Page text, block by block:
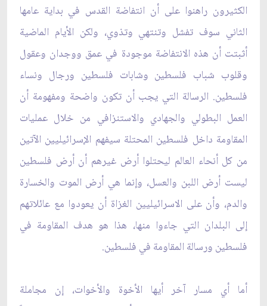
الكثيرون راهنوا على أن انتفاضة القدس في بداية عامها
الثاني سوف تفشل وتنتهي وتذوي، ولكن الأيام الماضية
أثبتت أن هذه الانتفاضة موجودة في عمق ووجدان وعقول
وقلوب شباب فلسطين وشابات فلسطين ورجال ونساء
فلسطين. الرسالة التي يجب أن تكون واضحة ومفهومة أن
العمل البطولي والجهادي والاستنزافي من خلال عمليات
المقاومة داخل فلسطين المحتلة سيفهم الإسرائيليين الآتين
من كل أنحاء العالم ليحتلوا أرض غيرهم أن أرض فلسطين
ليست أرض اللبن والعسل، وإنما هي أرض الموت والخسارة
والدم، وأن على الاسرائيليين الغزاة أن يعودوا مع عائلاتهم
إلى البلدان التي جاءوا منها، هذا هو هدف المقاومة في
فلسطين ورسالة المقاومة في فلسطين.
أما أي مسار آخر أيها الأخوة والأخوات، إن مجاملة